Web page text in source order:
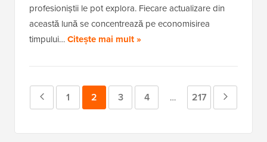
profesioniștii le pot explora. Fiecare actualizare din
această lună se concentrează pe economisirea
timpului…Citește mai mult »
PaginaPagina
1 Pagina
2 Pagina
3 Pagina
4
Pagini
intermediare
… Pagina
217